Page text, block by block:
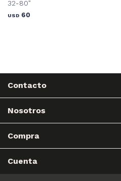
32-80"
USD 60
Contacto
Nosotros
Compra
Cuenta